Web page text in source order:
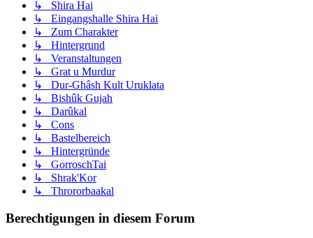
↳ Shira Hai
↳ Eingangshalle Shira Hai
↳ Zum Charakter
↳ Hintergrund
↳ Veranstaltungen
↳ Grat u Murdur
↳ Dur-Ghâsh Kult Uruklata
↳ Bishûk Gujah
↳ Darûkal
↳ Cons
↳ Bastelbereich
↳ Hintergründe
↳ GorroschTai
↳ Shrak'Kor
↳ Thrororbaakal
Berechtigungen in diesem Forum